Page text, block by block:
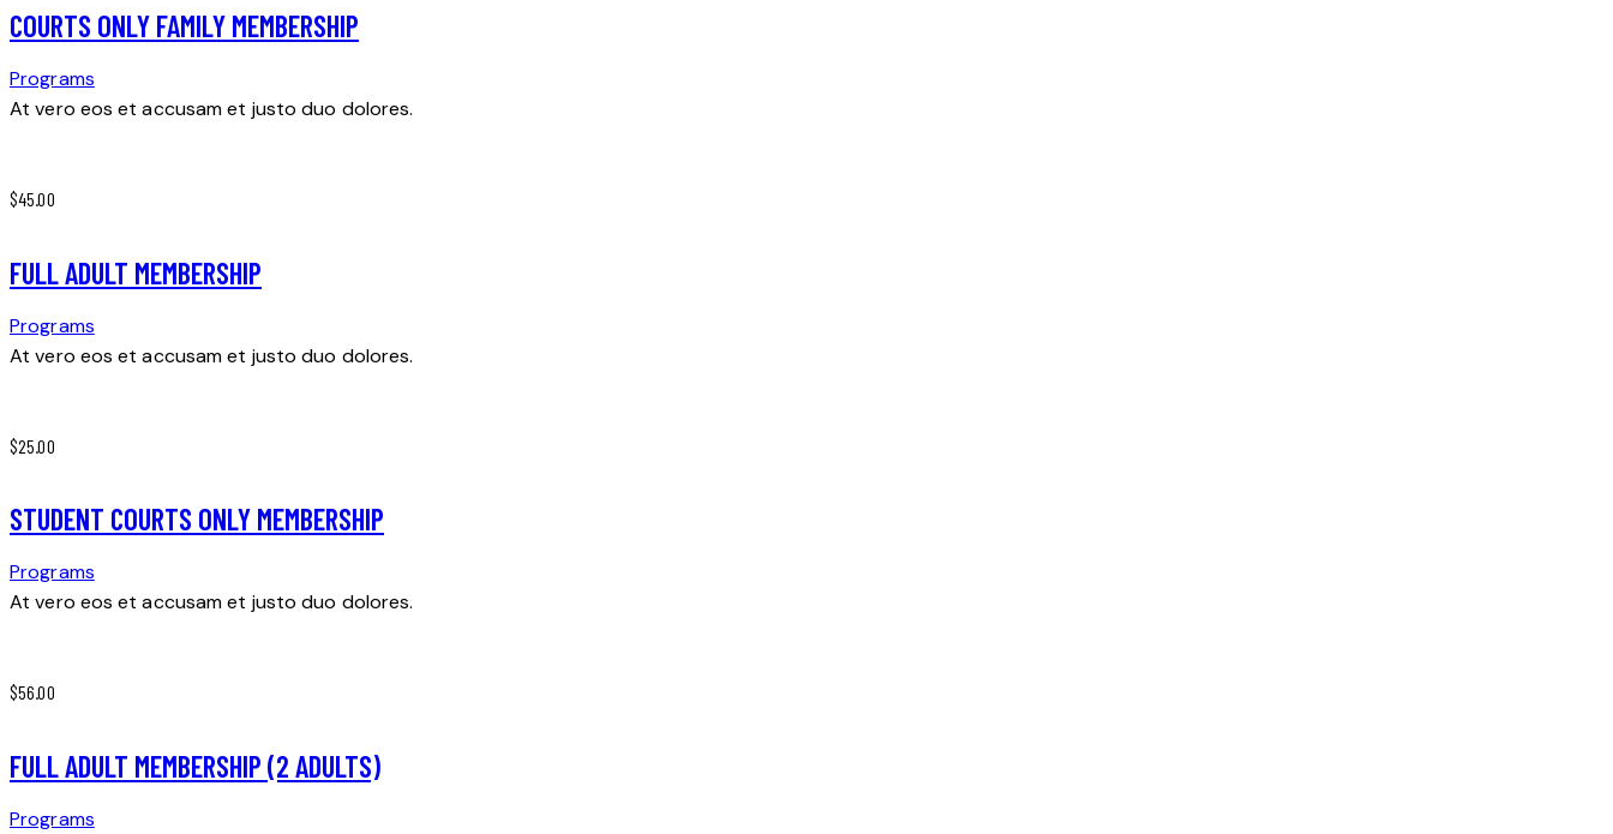
COURTS ONLY FAMILY MEMBERSHIP
Programs
At vero eos et accusam et justo duo dolores.
$45.00
FULL ADULT MEMBERSHIP
Programs
At vero eos et accusam et justo duo dolores.
$25.00
STUDENT COURTS ONLY MEMBERSHIP
Programs
At vero eos et accusam et justo duo dolores.
$56.00
FULL ADULT MEMBERSHIP (2 ADULTS)
Programs